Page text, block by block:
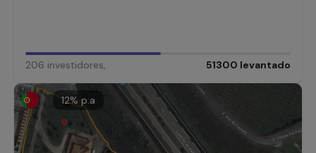
206 investidores, 51300 levantado
12% p.a